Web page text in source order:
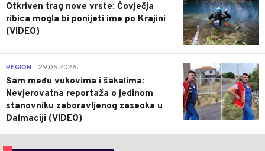
Otkriven trag nove vrste: Čovječja
ribica mogla bi ponijeti ime po Krajini
(VIDEO)
0
REGION 29.05.2026.
Sam među vukovima i šakalima:
Nevjerovatna reportaža o jedinom
stanovniku zaboravljenog zaseoka u
Dalmaciji (VIDEO)